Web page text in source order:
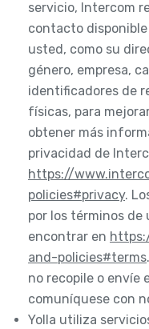
servicio, Intercom
contacto
usted, como su
género, empresa,
identificadores de
físicas, para
obtener más
privacidad de
https://
policies#privacy.
por los términos de
encontrar en
and-policies#terms
no recopile o envíe
comuníquese con
Yolla utiliza